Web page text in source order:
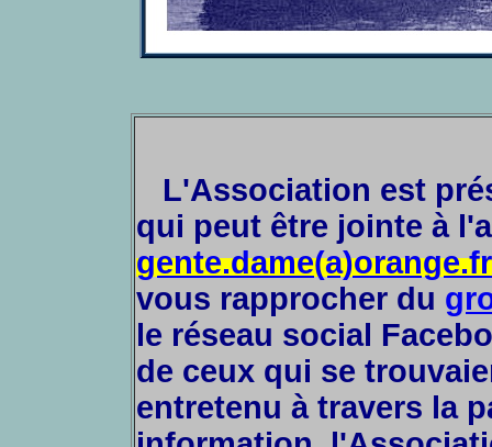
L'Association est
qui peut être jointe à
gente.dame(a)orange.fr
vous rapprocher du
le réseau social
de ceux qui se
entretenu à travers la